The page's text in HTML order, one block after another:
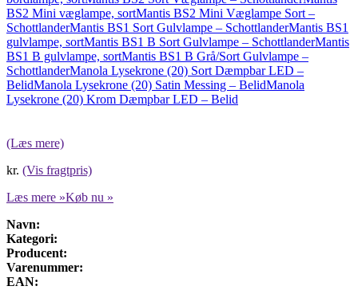
BS2 Mini væglampe, sortMantis BS2 Mini Væglampe Sort –
SchottlanderMantis BS1 Sort Gulvlampe – SchottlanderMantis BS1
gulvlampe, sortMantis BS1 B Sort Gulvlampe – SchottlanderMantis
BS1 B gulvlampe, sortMantis BS1 B Grå/Sort Gulvlampe –
SchottlanderManola Lysekrone (20) Sort Dæmpbar LED –
BelidManola Lysekrone (20) Satin Messing – BelidManola
Lysekrone (20) Krom Dæmpbar LED – Belid
(Læs mere)
kr. (Vis fragtpris)
Læs mere »Køb nu »
Navn:
Kategori:
Producent:
Varenummer:
EAN: